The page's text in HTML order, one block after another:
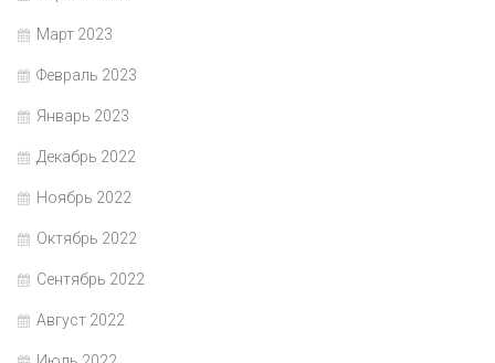
Март 2023
Февраль 2023
Январь 2023
Декабрь 2022
Ноябрь 2022
Октябрь 2022
Сентябрь 2022
Август 2022